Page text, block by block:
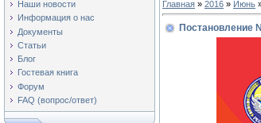
Наши новости
Информация о нас
Документы
Статьи
Блог
Гостевая книга
Форум
FAQ (вопрос/ответ)
Главная » 2016 » Июнь
Постановление